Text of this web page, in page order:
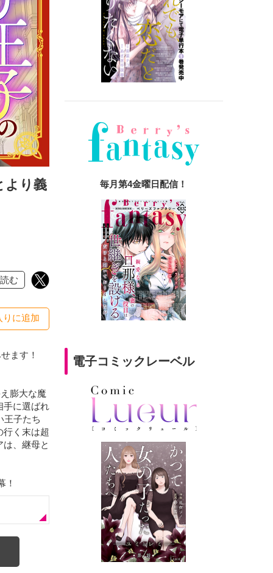
より義
む
りに追加
ます！
膨大な魔
手に選ばれ
王子たち
行く末は超
、継母と
！
毎月第4金曜日配信！
電子コミックレーベル